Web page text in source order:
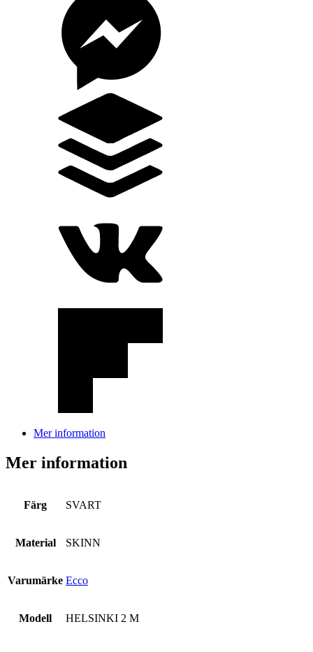
Mer information
Mer information
Färg SVART
Material SKINN
Varumärke Ecco
Modell HELSINKI 2 M